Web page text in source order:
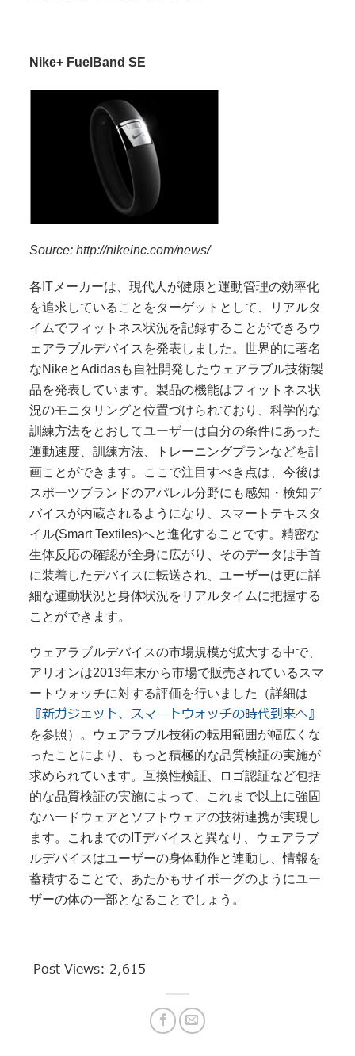
Nike+ FuelBand SE
Source: http://nikeinc.com/news/
各IT メーカーは、現代人が健康と運動管理の効率化
を追求していることをターゲットとして、リアルタ
イムでフィットネス状況を記録することができるウ
ェアラブルデバイスを発表しました。世界的に著名
なNikeとAdidasも自社開発したウェアラブル技術製
品を発表しています。製品の機能はフィットネス状
況のモニタリングと位置づけられており、科学的な
訓練方法をとおしてユーザーは自分の条件にあった
運動速度、訓練方法、トレーニングプランなどを計
画ことができます。ここで注目すべき点は、今後は
スポーツブランドのアパレル分野にも感知・検知デ
バイスが内蔵されるようになり、スマートテキスタ
イル(Smart Textiles)へと進化することです。精密な
生体反応の確認が全身に広がり、そのデータは手首
に装着したデバイスに転送され、ユーザーは更に詳
細な運動状況と身体状況をリアルタイムに把握する
ことができます。
ウェアラブルデバイスの市場規模が拡大する中で、
アリオンは2013年末から市場で販売されているスマ
ートウォッチに対する評価を行いました（詳細は
『新ガジェット、スマートウォッチの時代到来へ』
を参照）。ウェアラブル技術の転用範囲が幅広くな
ったことにより、もっと積極的な品質検証の実施が
求められています。互換性検証、ロゴ認証など包括
的な品質検証の実施によって、これまで以上に強固
なハードウェアとソフトウェアの技術連携が実現し
ます。これまでの ITデバイスと異なり、ウェアラブ
ルデバイスはユーザーの身体動作と連動し、情報を
蓄積することで、あたかもサイボーグのようにユー
ザーの体の一部となることでしょう。
Post Views: 2,615